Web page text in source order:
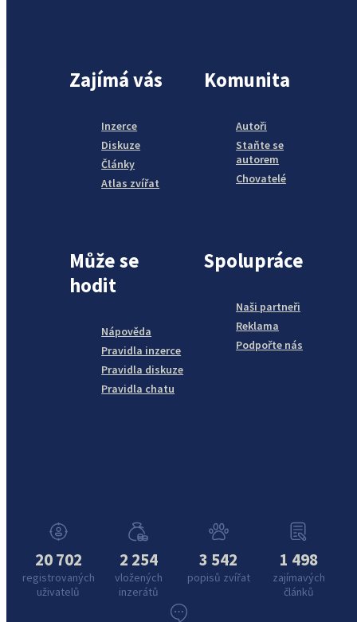
Zajímá vás
Inzerce
Diskuze
Články
Atlas zvířat
Komunita
Autoři
Staňte se
autorem
Chovatelé
Může se
hodit
Nápověda
Pravidla inzerce
Pravidla diskuze
Pravidla chatu
Spolupráce
Naši partneři
Reklama
Podpořte nás
20 702
registrovaných
uživatelů
2 254
vložených
inzerátů
3 542
popisů zvířat
1 498
zajímavých
článků